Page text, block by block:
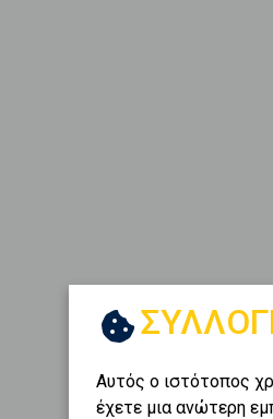
Αυτός ο ιστότοπος
έχετε μια ανώτερη